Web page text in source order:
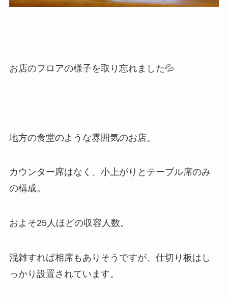
お店のフロアの様子を取り忘れました💦
地方の食堂のような雰囲気のお店。
カウンター席はなく、小上がりとテーブル席のみ
の構成。
およそ25人ほどの収容人数。
混雑すれば相席もありそうですが、仕切り板はし
っかり設置されています。